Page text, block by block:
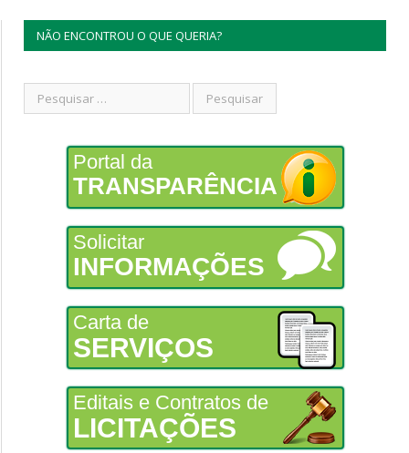
NÃO ENCONTROU O QUE QUERIA?
Portal da
TRANSPARÊNCIA
Solicitar
INFORMAÇÕES
Carta de
SERVIÇOS
Editais e Contratos de
LICITAÇÕES